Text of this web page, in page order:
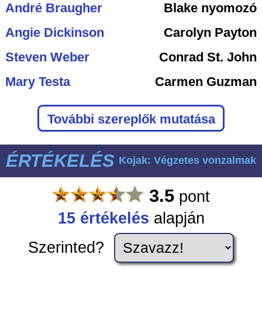
André Braugher
Blake nyomozó
Angie Dickinson
Carolyn Payton
Steven Weber
Conrad St. John
Mary Testa
Carmen Guzman
További szereplők mutatása
ÉRTÉKELÉS Kojak: Végzetes vonzalmak
3.5 pont
15értékelés alapján
Szerinted?